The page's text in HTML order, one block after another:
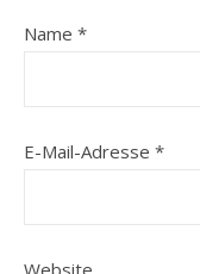
Name *
E-Mail-Adresse *
Website